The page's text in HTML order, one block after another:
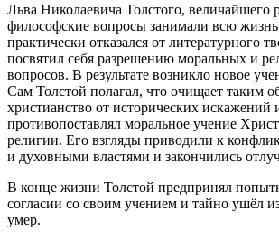
Льва Николаевича Толстого, величайшего
философские вопросы занимали всю
практически отказался от литературного
посвятил себя разрешению моральных и
вопросов. В результате возникло новое
Сам Толстой полагал, что очищает таким
христианство от исторических искажений
противопоставлял моральное учение
религии. Его взгляды приводили к
и духовными властями и закончились
В конце жизни Толстой предпринял
согласии со своим учением и тайно ушёл
умер.